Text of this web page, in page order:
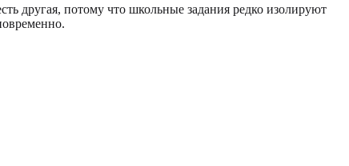
другая, потому что школьные задания редко изолируют